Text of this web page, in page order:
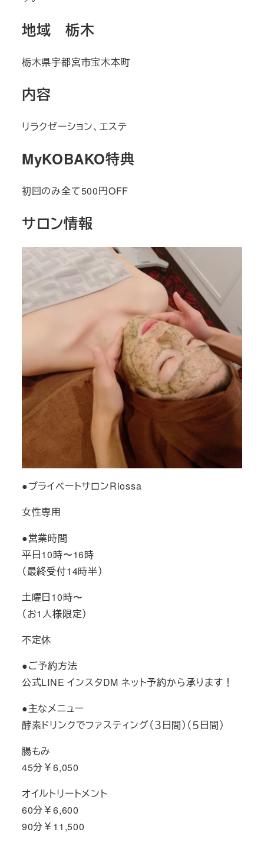
地域 栃木
栃木県宇都宮市宝木本町
内容
リラクゼーション、エステ
MyKOBAKO特典
初回のみ全て500円OFF
サロン情報
●プライベートサロンRiossa
女性専用
●営業時間
平日10時〜16時
（最終受付14時半）
土曜日10時〜
（お1人様限定）
不定休
●ご予約方法
公式LINE インスタDM ネット予約から承ります！
●主なメニュー
酵素ドリンクでファスティング（３日間）（５日間）
腸もみ
45分￥6,050
オイルトリートメント
60分￥6,600
90分￥11,500